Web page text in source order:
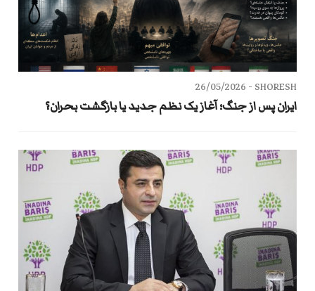
SHORESH -
26/05/2026
ایران پس از جنگ؛ آغاز یک نظم جدید یا بازگشت بحران؟